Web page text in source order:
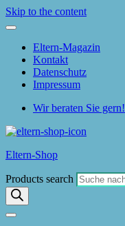
Skip to the content
Eltern-Magazin
Kontakt
Datenschutz
Impressum
Wir beraten Sie gern!
Eltern-Shop
Products search